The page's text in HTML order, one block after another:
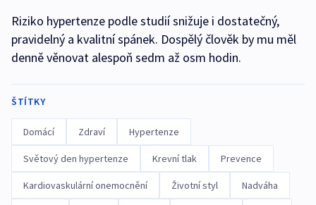
Riziko hypertenze podle studií snižuje i dostatečný,
pravidelný a kvalitní spánek. Dospělý člověk by mu měl
denně věnovat alespoň sedm až osm hodin.
ŠTÍTKY
Domácí Zdraví Hypertenze
Světový den hypertenze Krevní tlak Prevence
Kardiovaskulární onemocnění Životní styl Nadváha